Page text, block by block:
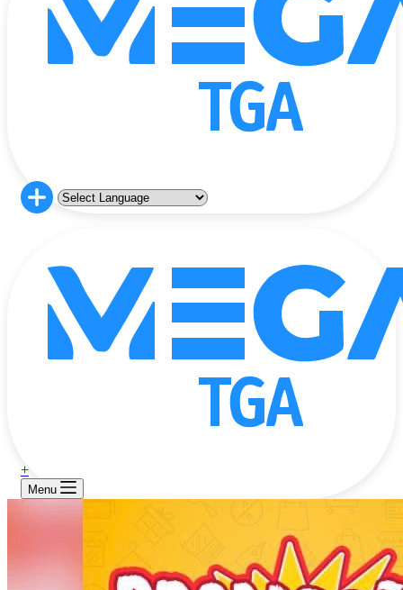
+
Menu